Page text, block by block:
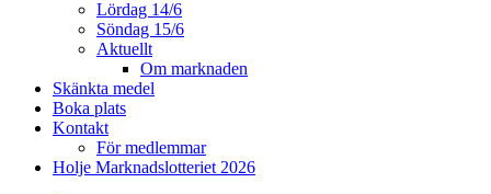
Lördag 14/6
Söndag 15/6
Aktuellt
Om marknaden
Skänkta medel
Boka plats
Kontakt
För medlemmar
Holje Marknadslotteriet 2026